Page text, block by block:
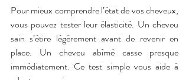
Pour mieux comprendre l’état de vos cheveux,
vous pouvez tester leur élasticité. Un cheveu
sain s’étire légèrement avant de revenir en
place. Un cheveu abîmé casse presque
immédiatement. Ce test simple vous aide à